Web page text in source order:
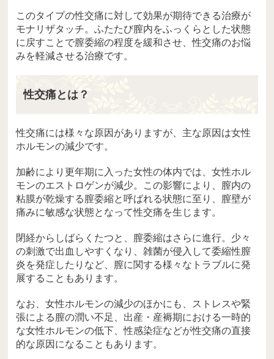
このタイプの性交痛に対して効果が期待できる治療が
モナリザタッチ。ふたたび膣内をふっくらとした状態
に戻すことで膣委縮の程度を緩和させ、性交痛のお悩
みを軽減させる治療です。
性交痛とは？
性交痛には様々な原因がありますが、主な原因は女性
ホルモンの減少です。
加齢により更年期に入った女性の体内では、女性ホル
モンのエストロゲンが減少。この影響により、膣内の
粘膜が乾燥する膣委縮と呼ばれる状態に至り、膣壁が
痛みに敏感な状態となって性交痛を生じます。
閉経からしばらくたつと、膣委縮はさらに進行。少々
の刺激で出血しやすくなり、雑菌が侵入して委縮性膣
炎を発症したりなど、膣に関する様々なトラブルに発
展することもあります。
なお、女性ホルモンの減少のほかにも、ストレスや緊
張による膣の潤い不足、出産・産褥期における一時的
な女性ホルモンの低下、性感染症などが性交痛の直接
的な原因になることもあります。